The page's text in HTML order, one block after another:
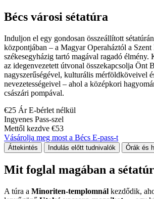
Bécs városi sétatúra
Induljon el egy gondosan összeállított
központjában – a Magyar Operaháztól a Szent
székesegyházig tartó magával ragadó
az idegenvezetett útvonal összekapcsolja Önt
nagyszerűségével, kulturális mérföldköveivel
nevezetességeivel – ahol a középkori
császári pompával.
€25 Ár E-bérlet nélkül
Ingyenes Pass-szel
Mettől kezdve €53
Vásárolja meg most a Bécs E-pass-t
Áttekintés Indulás előtt tudnivalók Órák és
Mit foglal magában a
A túra a Minoriten-templomnál kezdődik,